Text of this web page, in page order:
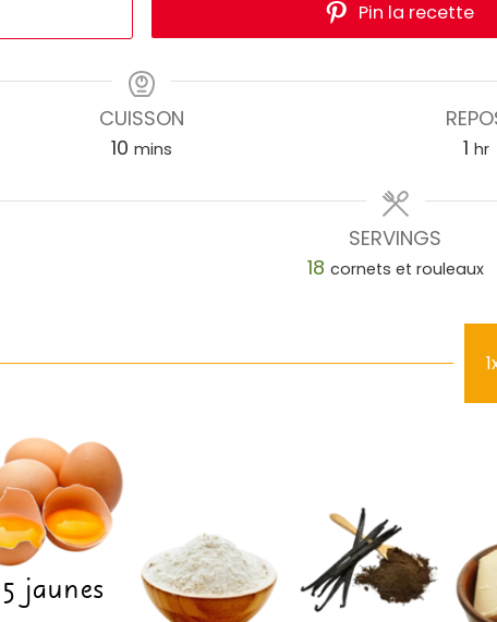
Pin la recette
CUISSON
10 mins
1 hr
SERVINGS
18 cornets et rouleaux
5 jaunes